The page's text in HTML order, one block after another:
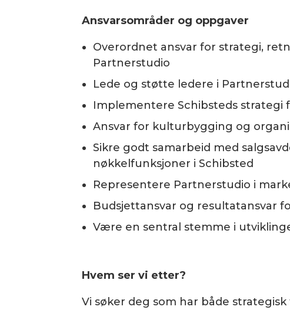
Ansvarsområder og oppgaver
Overordnet ansvar for strategi,
Partnerstudio
Lede og støtte ledere i
Implementere Schibsteds
Ansvar for kulturbygging og
Sikre godt samarbeid med
nøkkelfunksjoner i Schibsted
Representere Partnerstudio i
Budsjettansvar og resultatansvar
Være en sentral stemme i
Hvem ser vi etter?
Vi søker deg som har både